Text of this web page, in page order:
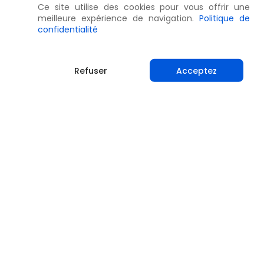
Ce site utilise des cookies pour vous offrir une
meilleure expérience de navigation. Politique de
confidentialité
Refuser Acceptez